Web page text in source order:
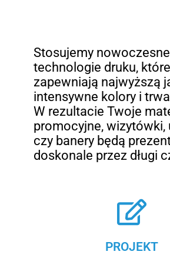
PROJEKT
Stosujemy nowoczesne
technologie druku, które
zapewniają najwyższą
intensywne kolory i
W rezultacie Twoje
promocyjne, wizytówki,
czy banery będą
doskonale przez długi